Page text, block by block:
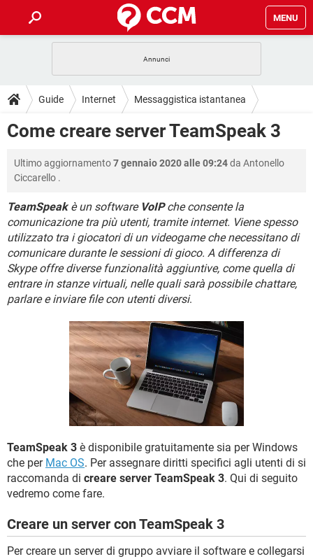
MENU
INTRATTENIMENTO ANDROID
iOS WINDOWS 10
TIKTOK
GUIDE
COVID-19
INTRATTENIMENTO ANDROID
iOS WINDOWS 10
TIKTOK FACEBOOK
HARDWARE
DOWNLOAD
INTRATTENIMENTO
INSTAGRAM WHATSAPP
FACEBOOK
HARDWARE
FORUM
INTRATTENIMENTO ANDROID
iOS WINDOWS 10
INSTAGRAM WHATSAPP
TIKTOK FACEBOOK
HARDWARE
COVID-19 GAMING
INTRATTENIMENTO ANDROID
iOS WINDOWS 10
INSTAGRAM WHATSAPP
Guide Internet Messaggistica istantanea
Come creare server TeamSpeak 3
Ultimo aggiornamento7 gennaio 2020 alle 09:24da Antonello
Ciccarello .
TeamSpeakè un software VoIPche consente la
comunicazione tra più utenti, tramite internet. Viene spesso
utilizzato tra i giocatori di un videogame che necessitano di
comunicare durante le sessioni di gioco. A differenza di
Skype offre diverse funzionalità aggiuntive, come quella di
entrare in stanze virtuali, nelle quali sarà possibile chattare,
parlare e inviare file con utenti diversi.
TeamSpeak 3 è disponibile gratuitamente sia per Windows
che per Mac OS. Per assegnare diritti specifici agli utenti di si
raccomanda di creare server TeamSpeak 3. Qui di seguito
vedremo come fare.
Creare un server con TeamSpeak 3
Per creare un server di gruppo avviare il software e collegarsi